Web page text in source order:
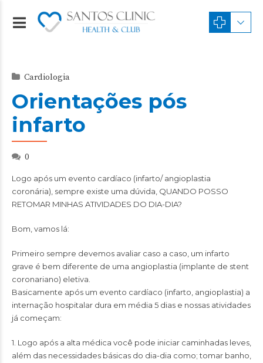
Cardiologia
Orientações pós
infarto
0
Logo após um evento cardíaco (infarto/ angioplastia
coronária), sempre existe uma dúvida, QUANDO POSSO
RETOMAR MINHAS ATIVIDADES DO DIA-DIA?
Bom, vamos lá:
Primeiro sempre devemos avaliar caso a caso, um infarto
grave é bem diferente de uma angioplastia (implante de stent
coronariano) eletiva.
Basicamente após um evento cardíaco (infarto, angioplastia) a
internação hospitalar dura em média 5 dias e nossas atividades
já começam:
1. Logo após a alta médica você pode iniciar caminhadas leves,
além das necessidades básicas do dia-dia como; tomar banho,